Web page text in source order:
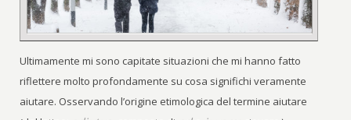
Ultimamente mi sono capitate situazioni che mi hanno fatto
riflettere molto profondamente su cosa significhi veramente
aiutare. Osservando l’origine etimologica del termine aiutare